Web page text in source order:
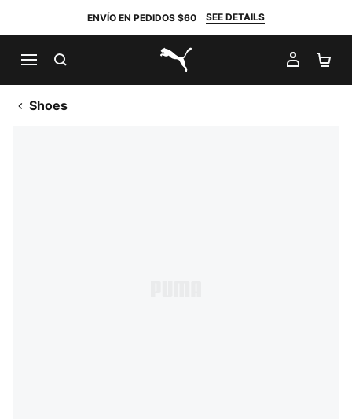
ENVÍO EN PEDIDOS $60 SEE DETAILS
PUMA.com
MI
Shoes